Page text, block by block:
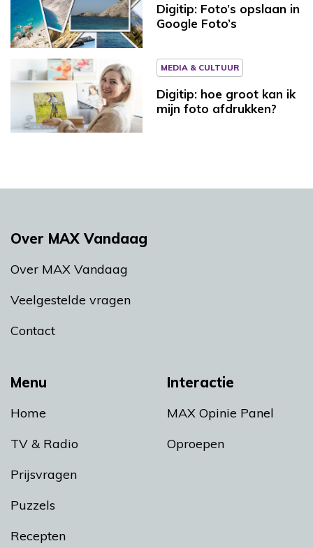
Digitip: Foto’s opslaan in
Google Foto’s
MEDIA & CULTUUR
Digitip: hoe groot kan ik
mijn foto afdrukken?
Menu
Home
TV & Radio
Prijsvragen
Puzzels
Recepten
Interactie
MAX Opinie Panel
Oproepen
Over MAX Vandaag
Over MAX Vandaag
Veelgestelde vragen
Contact